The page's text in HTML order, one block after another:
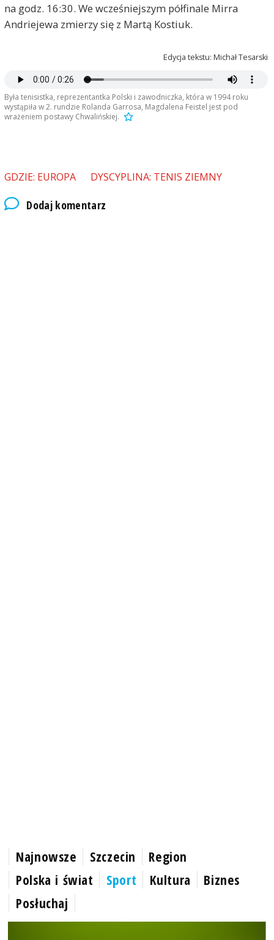
na godz. 16:30. We wcześniejszym półfinale Mirra
Andriejewa zmierzy się z Martą Kostiuk.
Edycja tekstu: Michał Tesarski
Była tenisistka, reprezentantka Polski i zawodniczka, która w 1994 roku
wystąpiła w 2. rundzie Rolanda Garrosa, Magdalena Feistel jest pod
wrażeniem postawy Chwalińskiej.
GDZIE: EUROPA DYSCYPLINA: TENIS ZIEMNY
Dodaj komentarz
Najnowsze Szczecin
Region
Polska i świat
Sport Kultura
Biznes
Posłuchaj